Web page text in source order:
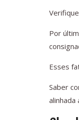
Por
Esses
Saber
alinhada